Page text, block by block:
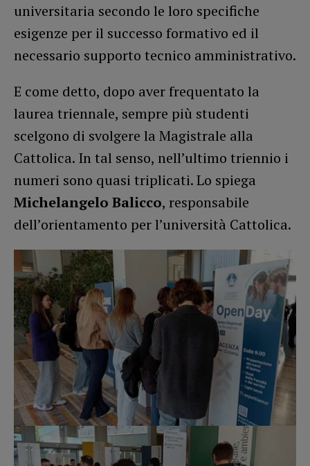
universitaria secondo le loro specifiche
esigenze per il successo formativo ed il
necessario supporto tecnico amministrativo.
E come detto, dopo aver frequentato la
laurea triennale, sempre più studenti
scelgono di svolgere la Magistrale alla
Cattolica. In tal senso, nell’ultimo triennio i
numeri sono quasi triplicati. Lo spiega
Michelangelo Balicco, responsabile
dell’orientamento per l’università Cattolica.